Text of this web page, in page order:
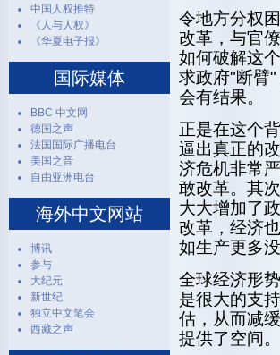
令地方分权
改革，与官
如何破解这
求政府"断臂
会有结果。
正是在这个
逼出真正的
济危机非常
敢改革。其
大大增加了
改革，经济
如生产更多
全球经济形
是很大的支
估，从而减
提供了空间。
中国人权推特
《人与人权》
《华夏电子报》
国际媒体
BBC 中文网
德国之声
法国国际广播电台
美国之音
自由亚洲电台
海外中文网站
博讯
参与
大纪元
新世纪
独立中文笔会
西藏之声